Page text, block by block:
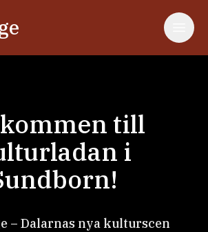
till
i
– Dalarnas nya kulturscen